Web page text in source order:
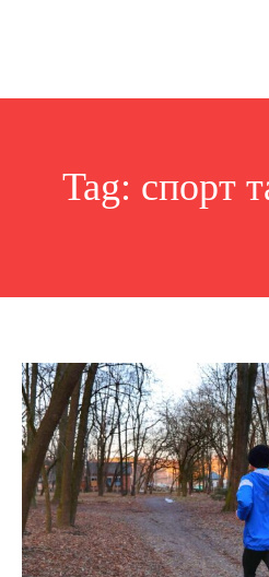
Tag: спорт